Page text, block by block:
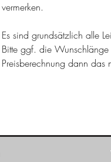
vermerken.
Es sind grundsätzlich alle
Bitte ggf. die
Preisberechnung dann